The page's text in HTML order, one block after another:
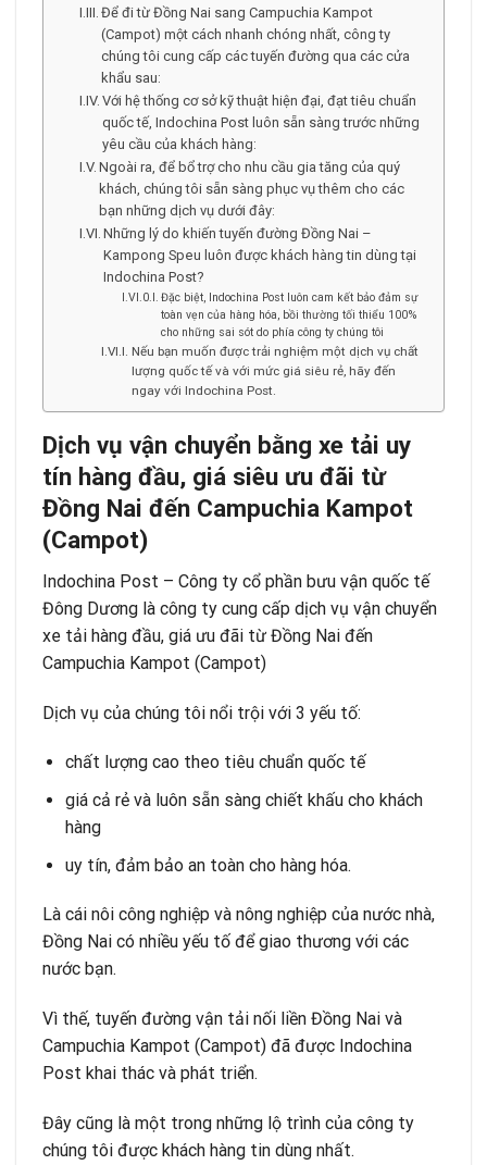
Để đi từ Đồng Nai sang Campuchia Kampot
(Campot) một cách nhanh chóng nhất, công ty
chúng tôi cung cấp các tuyến đường qua các cửa
khẩu sau:
Với hệ thống cơ sở kỹ thuật hiện đại, đạt tiêu chuẩn
quốc tế, Indochina Post luôn sẵn sàng trước những
yêu cầu của khách hàng:
Ngoài ra, để bổ trợ cho nhu cầu gia tăng của quý
khách, chúng tôi sẵn sàng phục vụ thêm cho các
bạn những dịch vụ dưới đây:
Những lý do khiến tuyến đường Đồng Nai –
Kampong Speu luôn được khách hàng tin dùng tại
Indochina Post?
Đặc biệt, Indochina Post luôn cam kết bảo đảm sự
toàn vẹn của hàng hóa, bồi thường tối thiểu 100%
cho những sai sót do phía công ty chúng tôi
Nếu bạn muốn được trải nghiệm một dịch vụ chất
lượng quốc tế và với mức giá siêu rẻ, hãy đến
ngay với Indochina Post.
Dịch vụ vận chuyển bằng xe tải uy
tín hàng đầu, giá siêu ưu đãi từ
Đồng Nai đến Campuchia Kampot
(Campot)
Indochina Post – Công ty cổ phần bưu vận quốc tế
Đông Dương là công ty cung cấp dịch vụ vận chuyển
xe tải hàng đầu, giá ưu đãi từ Đồng Nai đến
Campuchia Kampot (Campot)
Dịch vụ của chúng tôi nổi trội với 3 yếu tố:
chất lượng cao theo tiêu chuẩn quốc tế
giá cả rẻ và luôn sẵn sàng chiết khấu cho khách
hàng
uy tín, đảm bảo an toàn cho hàng hóa.
Là cái nôi công nghiệp và nông nghiệp của nước nhà,
Đồng Nai có nhiều yếu tố để giao thương với các
nước bạn.
Vì thế, tuyến đường vận tải nối liền Đồng Nai và
Campuchia Kampot (Campot) đã được Indochina
Post khai thác và phát triển.
Đây cũng là một trong những lộ trình của công ty
chúng tôi được khách hàng tin dùng nhất.